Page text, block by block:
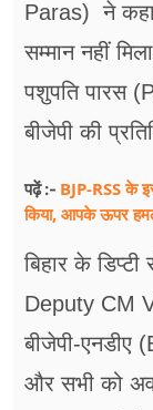
शिक्षा
अन्य खबरें
Paras) ने
सम्मान नहीं
पशुपति पारस
बीजेपी की
पढ़ें :- BJP-RSS के
किया, आपके ऊपर
बिहार के
Deputy CM
बीजेपी-एनडीए
और सभी को